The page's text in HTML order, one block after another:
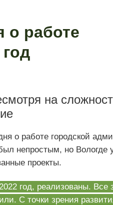
о работе
на
о работе городской
непростым, но Вологде
проекты.
год, реализованы. Все
С точки зрения